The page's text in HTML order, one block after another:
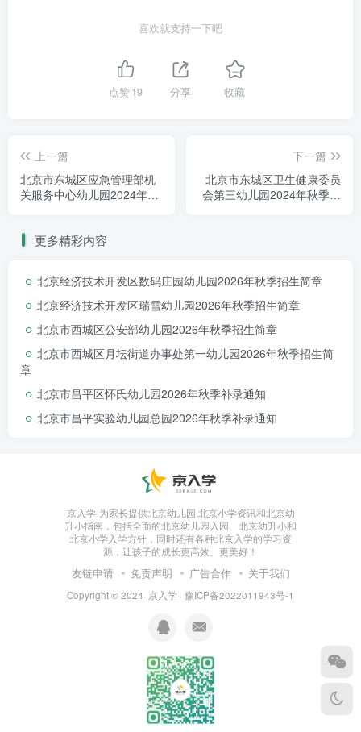
喜欢就支持一下吧
点赞19 分享 收藏
上一篇
北京市东城区应急管理部机
关服务中心幼儿园2024年秋
下一篇
北京市东城区卫生健康委员
会第三幼儿园2024年秋季托
更多精彩内容
北京经济技术开发区数码庄园幼儿园2026年秋季招生简章
北京经济技术开发区瑞雪幼儿园2026年秋季招生简章
北京市西城区公安部幼儿园2026年秋季招生简章
北京市西城区月坛街道办事处第一幼儿园2026年秋季招生简
章
北京市昌平区怀氏幼儿园2026年秋季补录通知
北京市昌平实验幼儿园总园2026年秋季补录通知
京入学-为家长提供北京幼儿园,北京小学资讯和北京幼
升小指南，包括全面的北京幼儿园入园、北京幼升小和
北京小学入学方针，同时还有各种北京入学的学习资
源，让孩子的成长更高效、更美好！
友链申请 免责声明 广告合作 关于我们
Copyright © 2024· 京入学 · 豫ICP备2022011943号-1